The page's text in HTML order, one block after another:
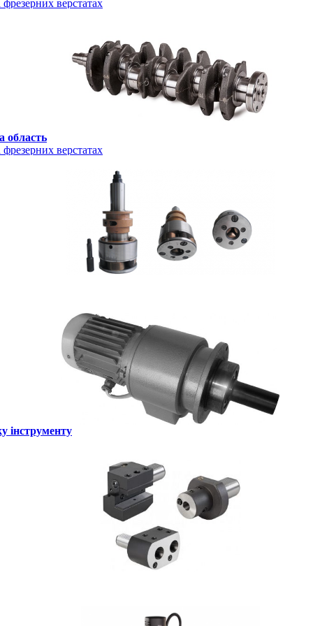
верстатах
область
верстатах
інструменту